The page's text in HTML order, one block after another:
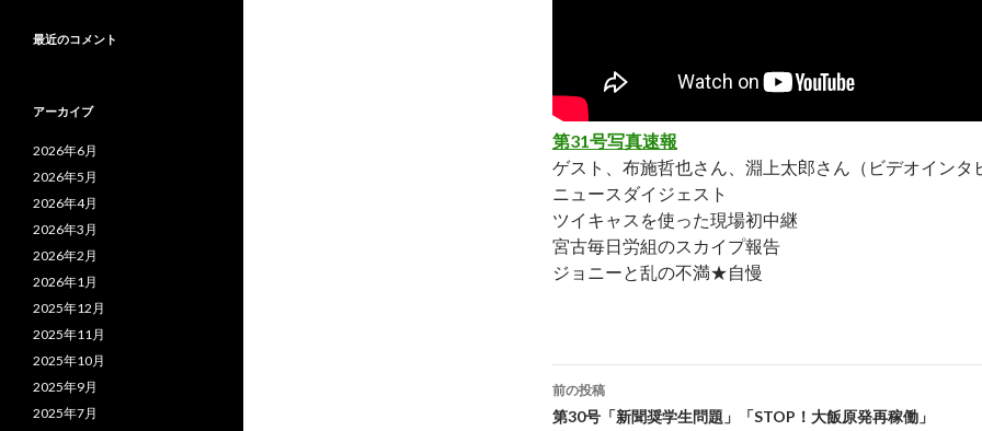
第31号写真速報
ゲスト、布施哲也さん、淵上太郎さん（ビデオインタ
ニュースダイジェスト
ツイキャスを使った現場初中継
宮古毎日労組のスカイプ報告
ジョニーと乱の不満★自慢
投
前の投稿
第30号「新聞奨学生問題」「STOP！大飯原発再稼働」
最近のコメント
アーカイブ
2026年6月
2026年5月
2026年4月
2026年3月
2026年2月
2026年1月
2025年12月
2025年11月
2025年10月
2025年9月
2025年7月